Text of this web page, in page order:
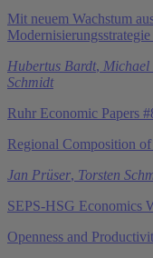
Mit neuem Wachstum
Hubertus Bardt,
Schmidt
Ruhr Economic Papers
Regional Composition
Jan Prüser, Torsten
SEPS-HSG Economics
Openness and